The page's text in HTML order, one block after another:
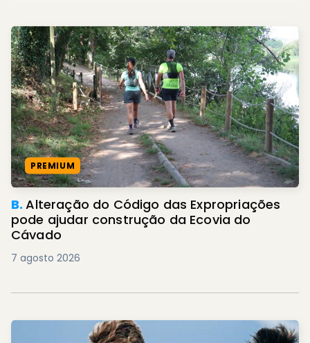
PREMIUM
B.Alteração do Código das Expropriações
pode ajudar construção da Ecovia do
Cávado
7 agosto 2026